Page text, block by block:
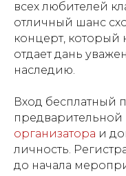
всех любителей
отличный шанс
концерт, который
отдает дань
наследию.
Вход бесплатный
предварительной
организатора и
личность.
до начала